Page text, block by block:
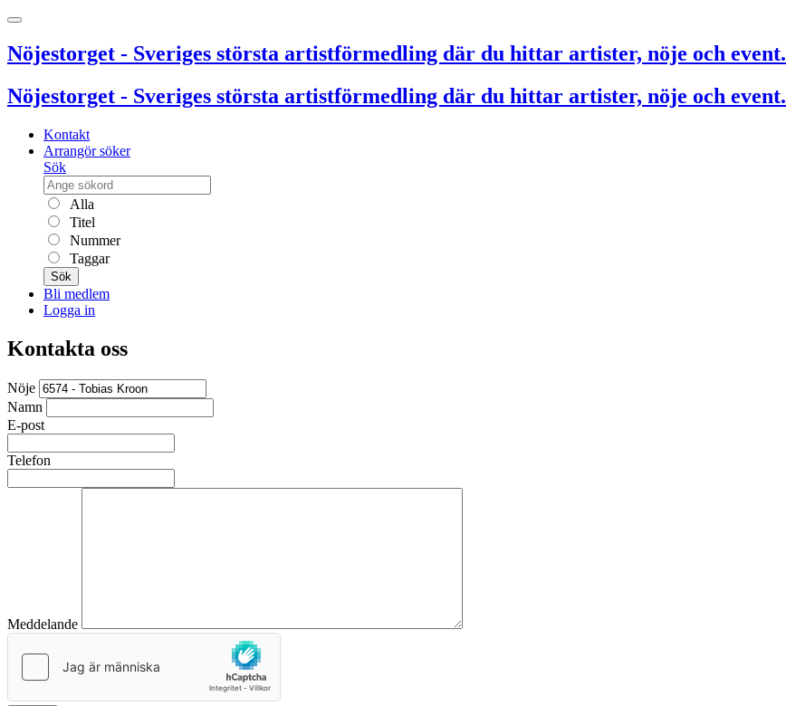
Nöjestorget - Sveriges största artistförmedling där du hittar artister, nöje och event.
Nöjestorget - Sveriges största artistförmedling där du hittar artister, nöje och event.
Kontakt
Arrangör söker
Sök
Alla
Titel
Nummer
Taggar
Sök
Bli medlem
Logga in
Kontakta oss
Nöje
Namn
E-post
Telefon
Meddelande